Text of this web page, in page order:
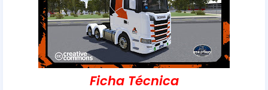
Ficha Técnica